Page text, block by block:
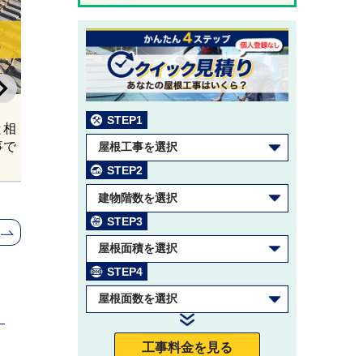
相
で
2026/08/06
アイジー工業とは？特
徴、ガルスパンなど代表
製品の紹介、注意点を施
工数日本一のプロが解
2026/05/18
電車の線路沿いで足場
組み立てる際の注意点
鉄道会社へ申請の流れ
工事例紹介
STEP1
屋根工事を選択
STEP2
建物階数を選択
STEP3
屋根面積を選択
STEP4
屋根面数を選択
工事料金を見る